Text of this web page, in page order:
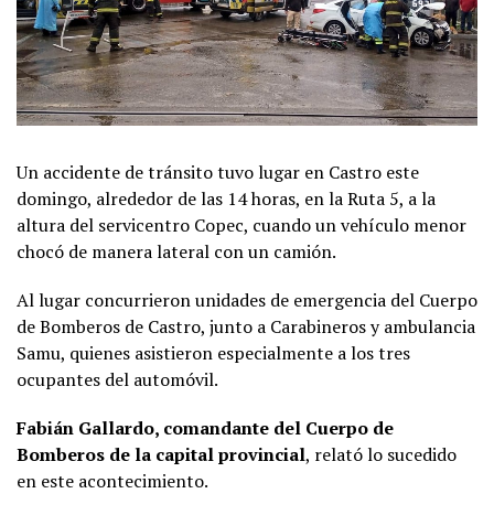
Un accidente de tránsito tuvo lugar en Castro este
domingo, alrededor de las 14 horas, en la Ruta 5, a la
altura del servicentro Copec, cuando un vehículo menor
chocó de manera lateral con un camión.
Al lugar concurrieron unidades de emergencia del Cuerpo
de Bomberos de Castro, junto a Carabineros y ambulancia
Samu, quienes asistieron especialmente a los tres
ocupantes del automóvil.
Fabián Gallardo, comandante del Cuerpo de
Bomberos de la capital provincial, relató lo sucedido
en este acontecimiento.